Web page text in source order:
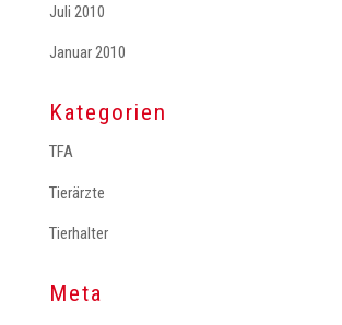
Juli 2010
Januar 2010
Kategorien
TFA
Tierärzte
Tierhalter
Meta